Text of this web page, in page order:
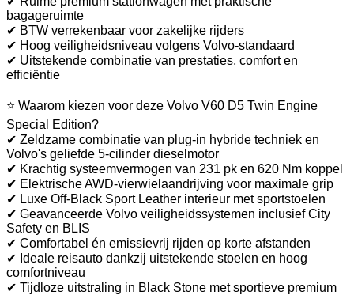
bagageruimte
✔ BTW verrekenbaar voor zakelijke rijders
✔ Hoog veiligheidsniveau volgens Volvo-standaard
✔ Uitstekende combinatie van prestaties, comfort en
efficiëntie
⭐ Waarom kiezen voor deze Volvo V60 D5 Twin Engine
Special Edition?
✔ Zeldzame combinatie van plug-in hybride techniek en
Volvo's geliefde 5-cilinder dieselmotor
✔ Krachtig systeemvermogen van 231 pk en 620 Nm koppel
✔ Elektrische AWD-vierwielaandrijving voor maximale grip
✔ Luxe Off-Black Sport Leather interieur met sportstoelen
✔ Geavanceerde Volvo veiligheidssystemen inclusief City
Safety en BLIS
✔ Comfortabel én emissievrij rijden op korte afstanden
✔ Ideale reisauto dankzij uitstekende stoelen en hoog
comfortniveau
✔ Tijdloze uitstraling in Black Stone met sportieve premium